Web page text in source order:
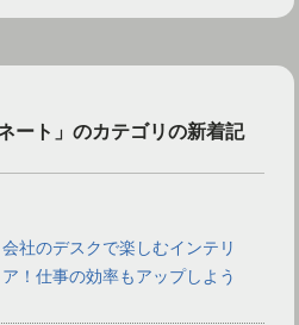
ート」のカテゴリの新着記
会社のデスクで楽しむインテリ
ア！仕事の効率もアップしよう